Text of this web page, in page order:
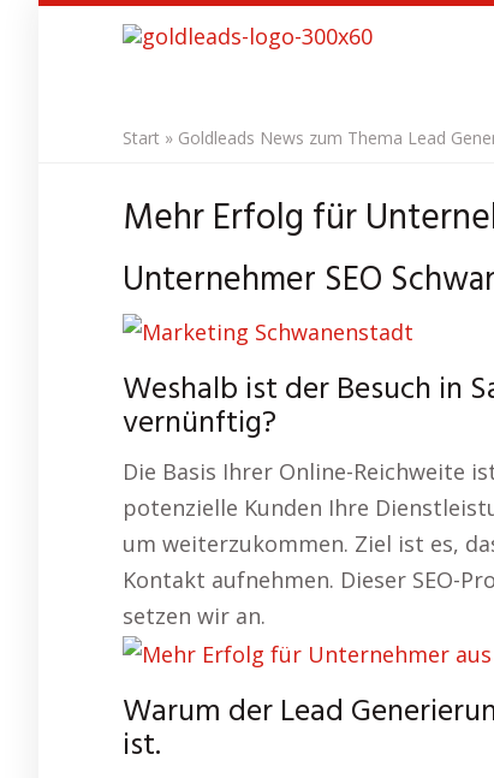
Start » Goldleads News zum Thema Lead
Mehr Erfolg für
Unternehmer SEO
Weshalb ist der Besuch in
vernünftig?
Die Basis Ihrer Online-Reichweite
potenzielle Kunden Ihre
um weiterzukommen. Ziel ist es,
Kontakt aufnehmen. Dieser SEO-
setzen wir an.
Warum der Lead
ist.